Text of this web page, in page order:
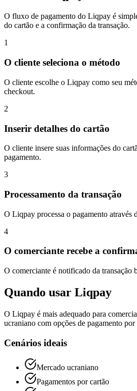
O fluxo de pagamento do Liqpay é
do cartão e a confirmação da transação.
1
O cliente seleciona o método
O cliente escolhe o Liqpay como seu
checkout.
2
Inserir detalhes do cartão
O cliente insere suas informações do
pagamento.
3
Processamento da transação
O Liqpay processa o pagamento através
4
O comerciante recebe a
O comerciante é notificado da transação
Quando usar Liqpay
O Liqpay é mais adequado para
ucraniano com opções de pagamento por
Cenários ideais
Mercado ucraniano
Pagamentos por cartão